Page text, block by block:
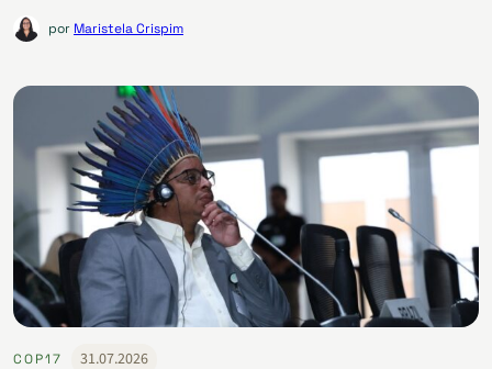
por Maristela Crispim
COP17 31.07.2026